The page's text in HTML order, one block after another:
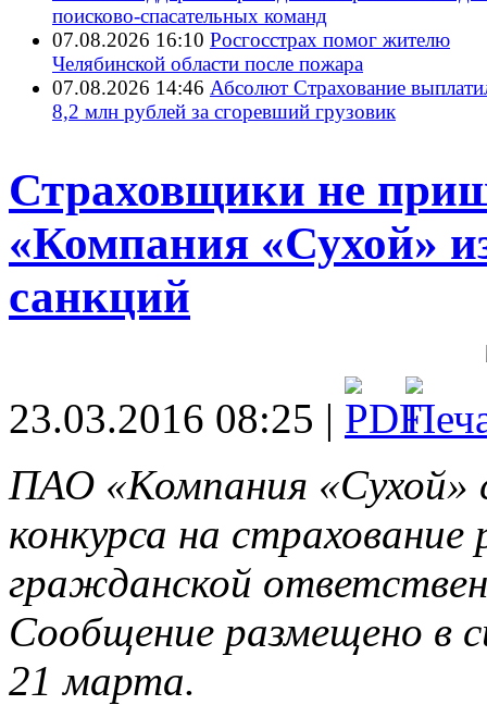
поисково‑спасательных команд
07.08.2026 16:10 Росгосстрах помог жителю
Челябинской области после пожара
07.08.2026 14:46 Абсолют Страхование
8,2 млн рублей за сгоревший грузовик
Страховщики не
«Компания «Сухой»
санкций
23.03.2016 08:25 |
ПАО «Компания «Сухой»
конкурса на страхование
гражданской
Сообщение размещено в
21 марта.